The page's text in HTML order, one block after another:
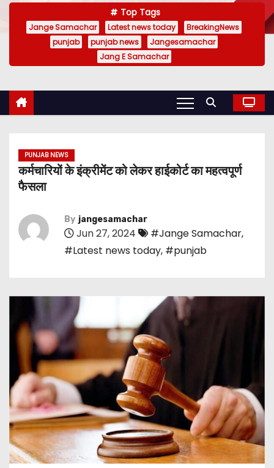
Top Tags
Jange Samachar Latest news today
BreakingNews
punjab
punjab news
Jangesamachar
Jang E Samachar
PUNJAB NEWS
कर्मचारियों के इंक्रीमेंट को लेकर हाईकोर्ट का महत्वपूर्ण
फैसला
By jangesamachar
Jun 27, 2024 #Jange Samachar,
#Latest news today, #punjab